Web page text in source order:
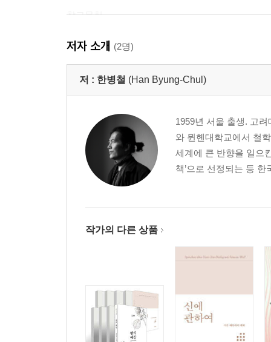
참고문헌
부록 _저자 인터뷰
역자 후기
저자 소개 (2명)
저 : 한병철 (Han Byung-Chul)
1959년 서울 출생. 고
와 뮌헨대학교에서 철
세계에 큰 반향을 일으
책’으로 선정되는 등
작가의 다른 상품